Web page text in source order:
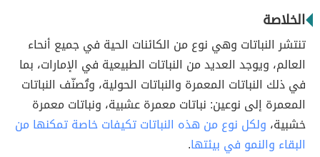
الخلاصة
تنتشر النباتات وهي نوع من الكائنات الحية في جميع أنحاء
العالم، ويوجد العديد من النباتات الطبيعية في الإمارات، بما
في ذلك النباتات المعمرة والنباتات الحولية، وتُصنّف النباتات
المعمرة إلى نوعين: نباتات معمرة عشبية، ونباتات معمرة
خشبية، ولكل نوع من هذه النباتات تكيفات خاصة تمكنها من
البقاء والنمو في بيئتها.